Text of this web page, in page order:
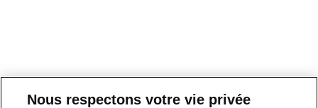
Nous respectons votre vie privée